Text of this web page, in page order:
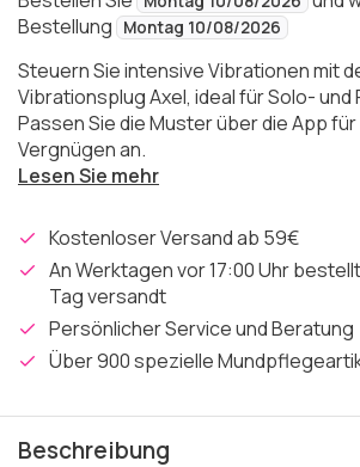
Bestellung
Montag 10/08/2026
Steuern Sie intensive Vibrationen mit
Vibrationsplug Axel, ideal für Solo- und
Passen Sie die Muster über die App
Vergnügen an.
Lesen Sie mehr
Kostenloser Versand ab 59€
An Werktagen vor 17:00 Uhr
Tag versandt
Persönlicher Service und Beratung
Über 900 spezielle
Beschreibung